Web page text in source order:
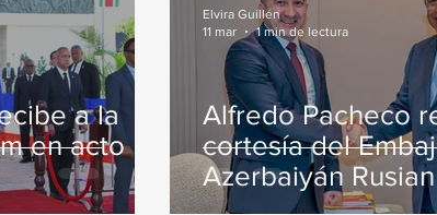
a la
en acto
Alfredo Pacheco
cortesía del Embajador de
Azerbaiyán
conversan varios
Elvira Guillén
11 mar
1 min de lectura